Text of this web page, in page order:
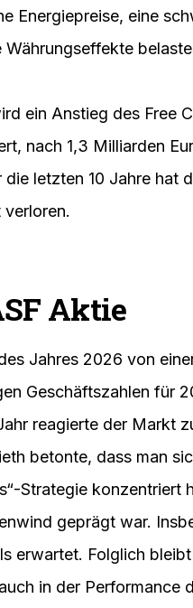
Energiepreise, eine
ein Anstieg des Free
nach 1,3 Milliarden
die letzten 10 Jahre hat
verloren.
Aktie
Jahres 2026 von
Geschäftszahlen für
reagierte der Markt
betonte, dass man
Strategie konzentriert
geprägt war.
erwartet. Folglich
in der Performance